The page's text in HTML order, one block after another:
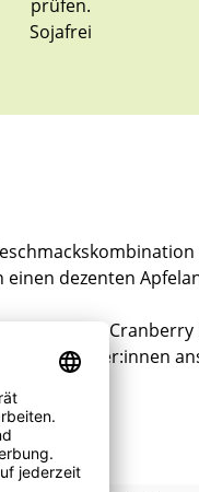
Sojafrei
dezenten
Day